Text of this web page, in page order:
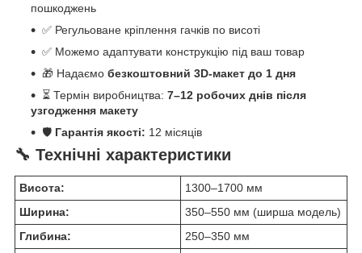
пошкоджень
✅ Регульоване кріплення гачків по висоті
✅ Можемо адаптувати конструкцію під ваш товар
🎁 Надаємо безкоштовний 3D-макет до 1 дня
⏳ Термін виробництва: 7–12 робочих днів після
узгодження макету
🛡 Гарантія якості: 12 місяців
🔧 Технічні характеристики
Висота:
1300–1700 мм
Ширина:
350–550 мм (ширша модель)
Глибина:
250–350 мм